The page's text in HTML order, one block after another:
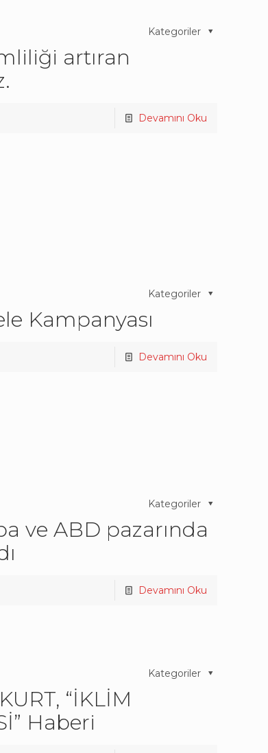
Kategoriler
artıran
Devamını Oku
Kategoriler
Kampanyası
Devamını Oku
Kategoriler
ve ABD pazarında
Devamını Oku
Kategoriler
“İKLİM
Haberi